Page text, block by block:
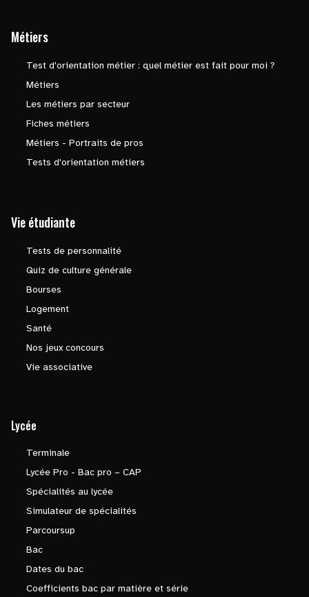
Métiers
Test d'orientation métier : quel métier est fait pour moi ?
Métiers
Les métiers par secteur
Fiches métiers
Métiers - Portraits de pros
Tests d'orientation métiers
Vie étudiante
Tests de personnalité
Quiz de culture générale
Bourses
Logement
Santé
Nos jeux concours
Vie associative
Lycée
Terminale
Lycée Pro - Bac pro – CAP
Spécialités au lycée
Simulateur de spécialités
Parcoursup
Bac
Dates du bac
Coefficients bac par matière et série